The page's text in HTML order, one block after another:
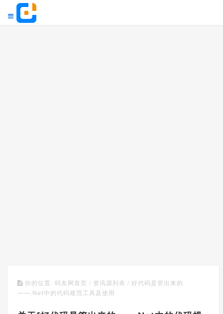
你的位置: 码友网首页 / 资讯源列表 / 好代码是管出来的
——.Net中的代码规范工具及使用